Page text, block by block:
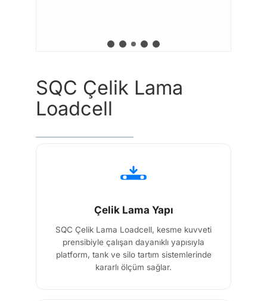
SQC Çelik Lama
Loadcell
Çelik Lama Yapı
SQC Çelik Lama Loadcell, kesme kuvveti
prensibiyle çalışan dayanıklı yapısıyla
platform, tank ve silo tartım sistemlerinde
kararlı ölçüm sağlar.